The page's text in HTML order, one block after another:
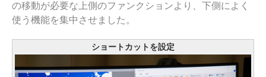
の移動が必要な上側のファンクションより、下側によく
使う機能を集中させました。
ショートカットを設定